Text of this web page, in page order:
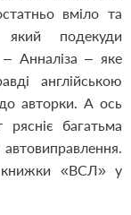
вміло та
який подекуди
– Анналіза – яке
англійською
авторки. А ось
багатьма
книжки «ВСЛ» у